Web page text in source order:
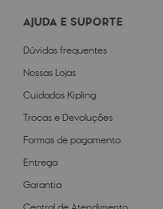
AJUDA E SUPORTE
Dúvidas frequentes
Nossas Lojas
Cuidados Kipling
Trocas e Devoluções
Formas de pagamento
Entrega
Garantia